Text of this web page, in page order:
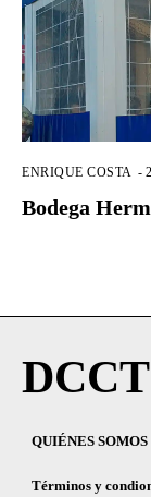
ENRIQUE COSTA -
Bodega
DCCT
QUIÉNES SOMOS
Términos y